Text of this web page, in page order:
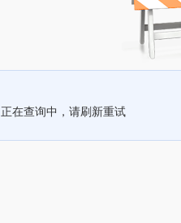
正在查询中，请刷新重试